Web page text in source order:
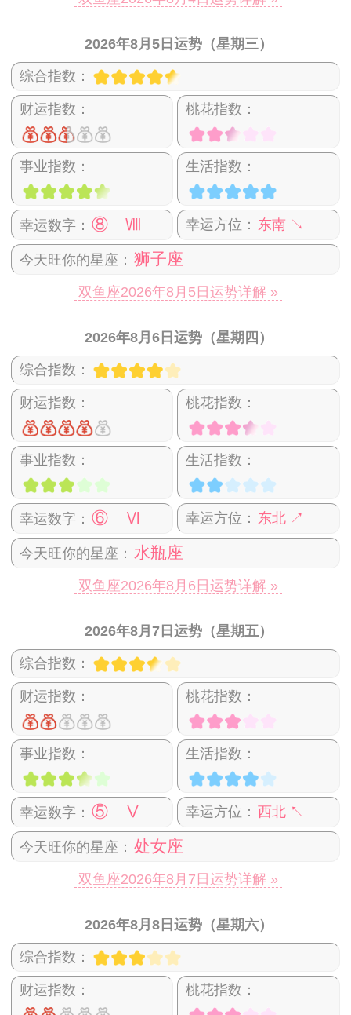
2026年8月5日运势（星期三）
综合指数：
财运指数： 桃花指数：
事业指数： 生活指数：
幸运数字： ⑧ Ⅷ 幸运方位： 东南 ↘
今天旺你的星座： 狮子座
双鱼座2026年8月5日运势详解 »
2026年8月6日运势（星期四）
综合指数：
财运指数： 桃花指数：
事业指数： 生活指数：
幸运数字： ⑥ Ⅵ 幸运方位： 东北 ↗
今天旺你的星座： 水瓶座
双鱼座2026年8月6日运势详解 »
2026年8月7日运势（星期五）
综合指数：
财运指数： 桃花指数：
事业指数： 生活指数：
幸运数字： ⑤ Ⅴ 幸运方位： 西北 ↖
今天旺你的星座： 处女座
双鱼座2026年8月7日运势详解 »
2026年8月8日运势（星期六）
综合指数：
财运指数： 桃花指数：